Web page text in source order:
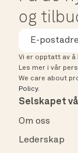
og
Vi er opptatt av å
Les mer i vår
We care about
Policy.
Selskapet
Om oss
Lederskap